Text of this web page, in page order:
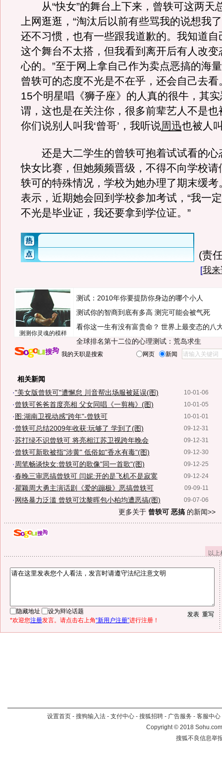
从“快女”的舞台上下来，曾轶可这两天
上网逛逛，“淘汰后以前有些骂我的说想我
还不习惯，也有一些跟我道歉的。我知道自
这个舞台不太搭，但我看到离开后有人改变
心的。”至于网上拿自己作为卖点恶搞的海
曾轶可的态度不光是不在乎，还会自己去看
15个明星唱《狮子座》的人真的很牛，其
谓，这也是在关注你，很多前辈艺人不是也
你们说别人叫我‘曾哥’，我听说周迅也被人
还是大二学生的曾轶可抱着试试看的心
快女比赛，但她频频晋级，不得不向学校请
轶可的特殊情况，学校为她办理了期末缓考
表示，近期她会回到学校参加考试，“我一
不光是毕业证，我还要拿到学位证。”
(责
[我
测测你灵魂的模样
测试：2010年你要提防你身边的哪个小人
测试你的智商到底有多高 测完可能会被气死
看你这一生有没有富贵命？ 世界上最变态的八
全球排名第十二位的心理测试：荒岛求生
我的天职是搜索 网页 新闻
相关新闻
10-01-06
·"美女版曾轶可"遭懈怠 川音帮出场服被延误(图)
10-01-05
·曾轶可爸爸首度亮相 父女同唱《一剪梅》(图)
10-01-01
· 图:湖南卫视动感"跨年"-曾轶可
09-12-31
·曾轶可总结2009年收获:玩够了 学到了(图)
09-12-31
·苏打绿不识曾轶可 将亮相江苏卫视跨年晚会
09-12-30
·曾轶可新歌被指"涉黄" 低俗如"香水有毒"(图)
09-12-25
· 周笔畅谈快女:曾轶可的歌像"同一首歌"(图)
09-12-24
·春晚三审恶搞曾轶可 闫妮:开的是飞机不是寂寞
09-09-11
·瞿颖周大勇主演话剧《爱的蹦极》恶搞曾轶可
09-07-06
·网络暴力泛滥 曾轶可沈黎晖包小柏均遭恶搞(图)
更多关于 曾轶可 恶搞 的新闻>>
以
隐藏地址
设为辩论话题
*欢迎您注册发言。请点击右上角“新用户注册”进行注册！
设置首页 - 搜狗输入法 - 支付中心 - 搜狐招聘 - 广告服务 - 客服中心
Copyright©2018
搜狐不良信息举